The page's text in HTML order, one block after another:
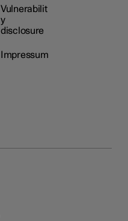
Vulnerabilit
y
disclosure
Impressum